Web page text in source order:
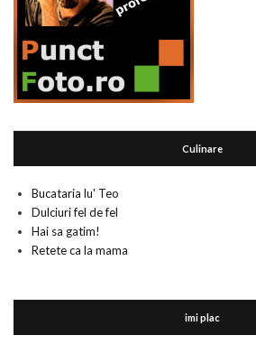
Culinare
Bucataria lu' Teo
Dulciuri fel de fel
Hai sa gatim!
Retete ca la mama
imi plac